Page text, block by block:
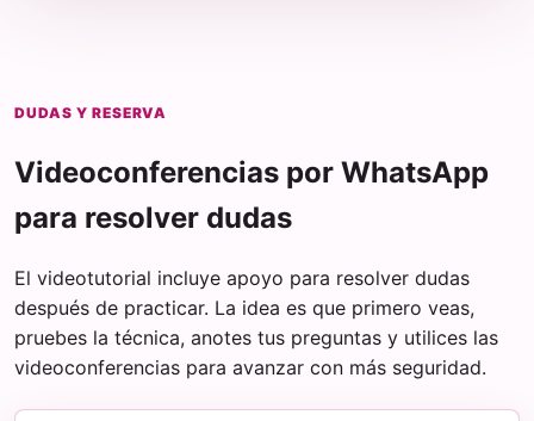
DUDAS Y RESERVA
Videoconferencias por WhatsApp
para resolver dudas
El videotutorial incluye apoyo para resolver dudas
después de practicar. La idea es que primero veas,
pruebes la técnica, anotes tus preguntas y utilices las
videoconferencias para avanzar con más seguridad.